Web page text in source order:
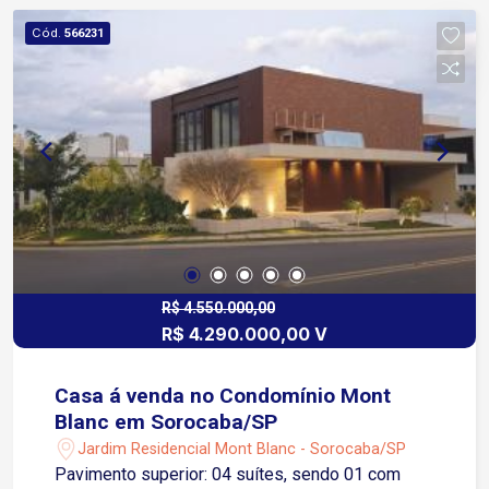
Cód. 566231
R$ 4.550.000,00
R$ 4.290.000,00 V
Casa á venda no Condomínio Mont
Blanc em Sorocaba/SP
Jardim Residencial Mont Blanc - Sorocaba/SP
Pavimento superior: 04 suítes, sendo 01 com